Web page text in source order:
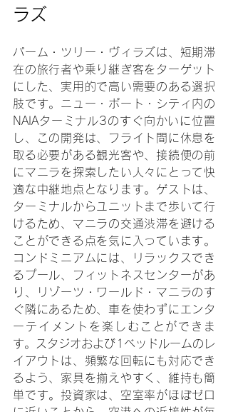
ラズ
パーム・ツリー・ヴィラズは、短期滞
在の旅行者や乗り継ぎ客をターゲット
にした、実用的で高い需要のある選択
肢です。ニュー・ポート・シティ内の
NAIAターミナル3のすぐ向かいに位置
し、この開発は、フライト間に休息を
取る必要がある観光客や、接続便の前
にマニラを探索したい人々にとって快
適な中継地点となります。ゲストは、
ターミナルからユニットまで歩いて行
けるため、マニラの交通渋滞を避ける
ことができる点を気に入っています。
コンドミニアムには、リラックスでき
るプール、フィットネスセンターがあ
り、リゾーツ・ワールド・マニラのす
ぐ隣にあるため、車を使わずにエンタ
ーテイメントを楽しむことができま
す。スタジオおよび1ベッドルームのレ
イアウトは、頻繁な回転にも対応でき
るよう、家具を揃えやすく、維持も簡
単です。投資家は、空室率がほぼゼロ